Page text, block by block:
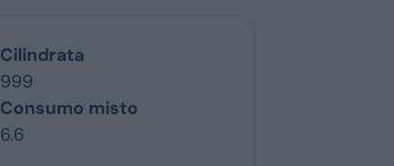
Cilindrata
999
Consumo misto
6.6